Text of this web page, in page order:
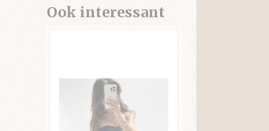
Ook interessant